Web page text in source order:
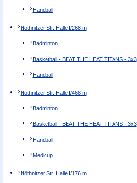
Handball
Nöthnitzer Str. Halle I/268 m
Badminton
Basketball - BEAT THE HEAT TITANS - 3x3
Handball
Nöthnitzer Str. Halle I/468 m
Badminton
Basketball - BEAT THE HEAT TITANS - 3x3
Handball
Medicup
Nöthnitzer Str. Halle I/176 m